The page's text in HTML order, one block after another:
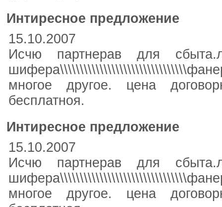
Интиресное предложение
15.10.2007
Исчю партнерав для
многое другое. цена
бесплатноя.
Интиресное предложение
15.10.2007
Исчю партнерав для
многое другое. цена